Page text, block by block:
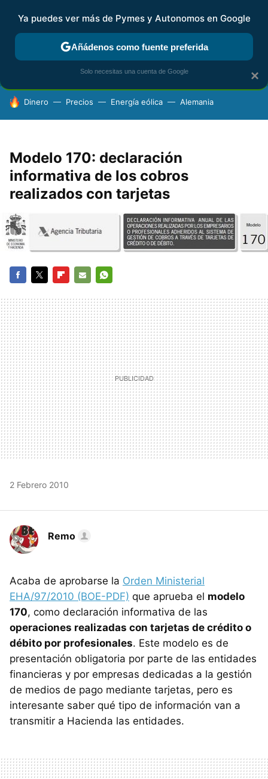
FISCALIDAD Y CONTABILIDAD KIT DIGITAL RENTA
HOY SE HABLA DE
Dinero Precios Energía eólica Alemania
Modelo 170: declaración
informativa de los cobros
realizados con tarjetas
MAIL
2 Febrero 2010
Remo
Acaba de aprobarse la Orden Ministerial
EHA/97/2010 (BOE-PDF) que aprueba el modelo
170, como declaración informativa de las
operaciones realizadas con tarjetas de crédito o
débito por profesionales. Este modelo es de
presentación obligatoria por parte de las entidades
financieras y por empresas dedicadas a la gestión
de medios de pago mediante tarjetas, pero es
interesante saber qué tipo de información van a
transmitir a Hacienda las entidades.
×
Ya puedes ver más de Pymes y Autonomos en Google
Añádenos como fuente preferida
Solo necesitas una cuenta de Google